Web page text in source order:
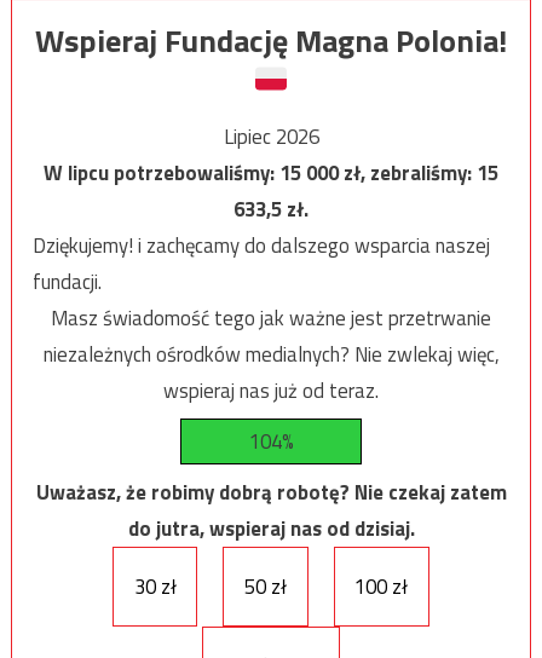
Wspieraj Fundację Magna Polonia!
Lipiec 2026
W lipcu potrzebowaliśmy:15 000zł, zebraliśmy:15
633,5zł.
Dziękujemy! i zachęcamy do dalszego wsparcia naszej
fundacji.
Masz świadomość tego jak ważne jest przetrwanie
niezależnych ośrodków medialnych? Nie zwlekaj więc,
wspieraj nas już od teraz.
104%
Uważasz, że robimy dobrą robotę? Nie czekaj zatem
do jutra, wspieraj nas od dzisiaj.
30 zł
50 zł 100 zł